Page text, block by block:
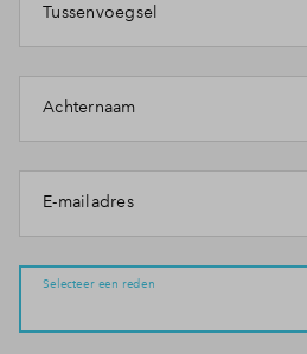
Tussenvoegsel
Achternaam
E-mailadres
Selecteer een reden